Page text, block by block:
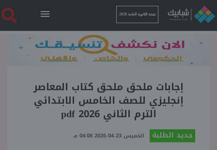
نتيجة الثانوية العامة 2026
الرئيسية
نتيجة الثانوية العامة 2026
أخبار ساخنة
إجابات ملحق ملحق كتاب المعاصر
إنجليزي للصف الخامس الابتدائي
الترم الثاني pdf 2026
جديد الطلبة الخميس 23-04-2026 04:08 مـ